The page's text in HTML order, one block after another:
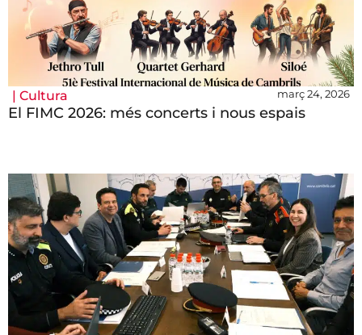
| Cultura març 24, 2026
El FIMC 2026: més concerts i nous espais